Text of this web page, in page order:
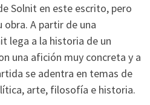
Solnit en este escrito, pero
A partir de una
lega a la historia de un
una afición muy concreta y a
se adentra en temas de
arte, filosofía e historia.